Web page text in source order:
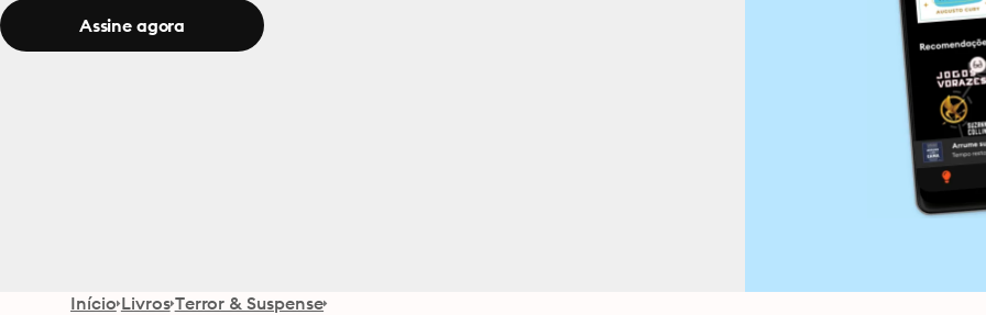
Assine agora
Início Livros Terror & Suspense